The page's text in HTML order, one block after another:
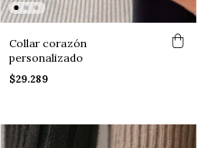
Collar corazón
personalizado
$29.289